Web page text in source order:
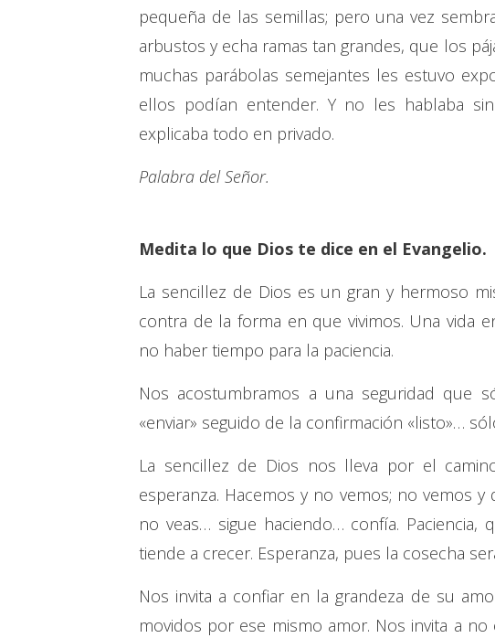
pequeña de las semillas; pero una vez
arbustos y echa ramas tan grandes, que los
muchas parábolas semejantes les estuvo
ellos podían entender. Y no les hablaba
explicaba todo en privado.
Palabra del Señor.
Medita lo que Dios te dice en el Evangelio.
La sencillez de Dios es un gran y hermoso
contra de la forma en que vivimos. Una vida
no haber tiempo para la paciencia.
Nos acostumbramos a una seguridad que
«enviar» seguido de la confirmación «listo»…
La sencillez de Dios nos lleva por el
esperanza. Hacemos y no vemos; no vemos
no veas… sigue haciendo… confía.
tiende a crecer. Esperanza, pues la cosecha
Nos invita a confiar en la grandeza de su
movidos por ese mismo amor. Nos invita a